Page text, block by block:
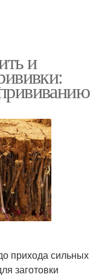
и
прихода сильных
заготовки